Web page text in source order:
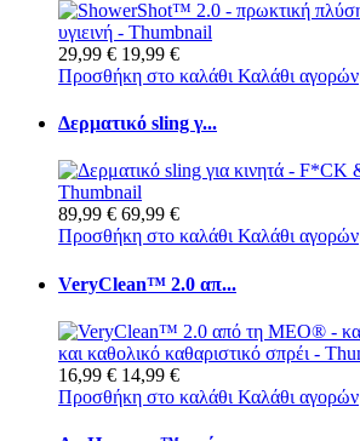
29,99 € 19,99 €
Προσθήκη στο καλάθι Καλάθι αγορών
Δερματικό sling γ...
89,99 € 69,99 €
Προσθήκη στο καλάθι Καλάθι αγορών
VeryClean™ 2.0 απ...
16,99 € 14,99 €
Προσθήκη στο καλάθι Καλάθι αγορών